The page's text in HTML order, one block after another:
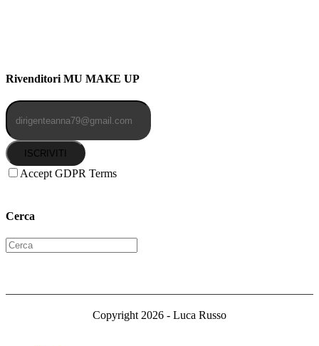
Rivenditori MU MAKE UP
ISCRIVITI
Accept GDPR Terms
Cerca
Copyright 2026 - Luca Russo